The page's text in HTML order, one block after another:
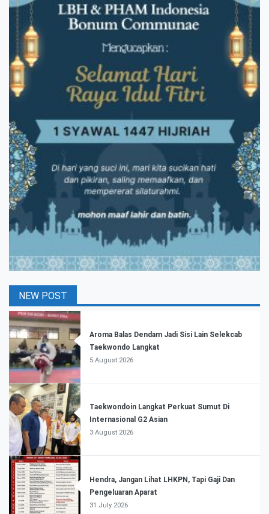
NEW POST
Aroma Balas Dendam Jadi Sisi Lain Selekcab
Taekwondo Langkat
5 August 2026
Taekwondoin Langkat Perkuat Sumut Di
Internasional G2 Asian
3 August 2026
Hendra, Jangan Lihat LHKPN, Tapi Gaji Dan
Pengeluaran Aparat
31 July 2026